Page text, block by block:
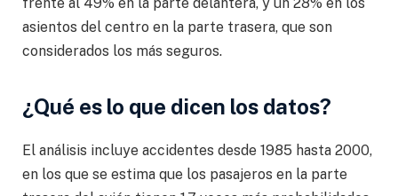
asientos del centro en la parte trasera, que son
considerados los más seguros.
¿Qué es lo que dicen los datos?
El análisis incluye accidentes desde 1985 hasta 2000,
en los que se estima que los pasajeros en la parte